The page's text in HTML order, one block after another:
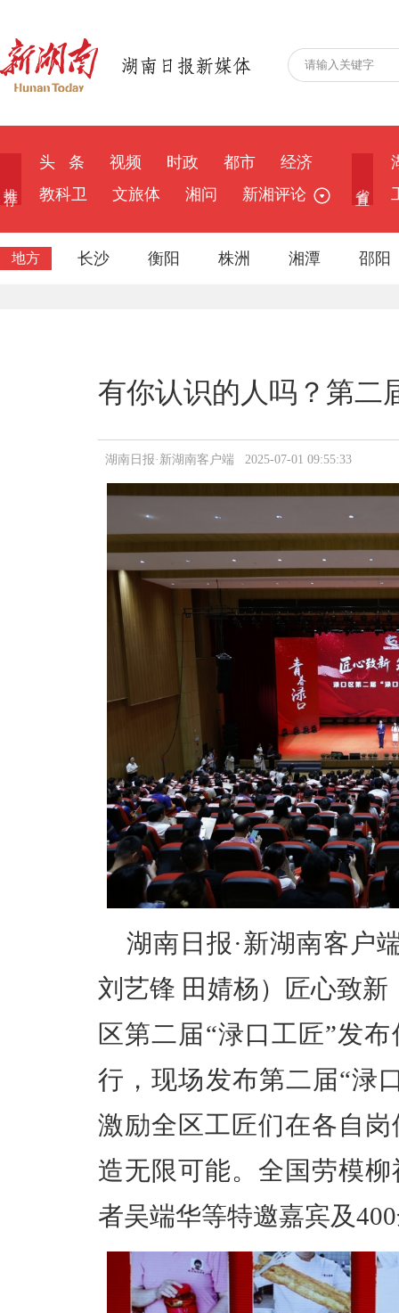
头 条 视频 时政 都市
经济
教科卫
文旅体 湘问 新湘评论
地方 长沙 衡阳 株洲 湘潭 邵阳
有你认识的人吗？第二
湖南日报·新湖南客户端 2025-07-01 09:55:33
湖南日报·新湖南客户
刘艺锋 田婧杨）匠心致
区第二届“渌口工匠”发
行，现场发布第二届“渌
激励全区工匠们在各自
造无限可能。全国劳模
者吴端华等特邀嘉宾及